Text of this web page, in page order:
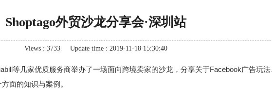
Shoptago外贸沙龙分享会·深圳站
Views : 3733 Update time : 2019-11-18 15:30:40
等几家优质服务商举办了一场面向跨境卖家的沙龙，分享关于Facebook广告玩
面的知识与案例。